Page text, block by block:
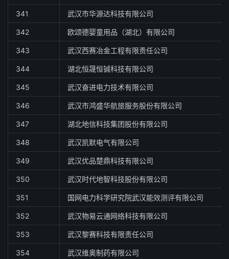
341 武汉市华源达科技有限公司
342 欧颂德婴童用品（湖北）有限公司
343 武汉西赛冶金工程有限责任公司
344 湖北恒晟恒铖科技有限公司
345 武汉奋进电力技术有限公司
346 武汉市鸿盛华航旅服务股份有限公司
347 湖北地信科技集团股份有限公司
348 武汉凯默电气有限公司
349 武汉优品楚鼎科技有限公司
350 武汉时代地智科技股份有限公司
351 国网电力科学研究院武汉能效测评有限公司
352 武汉物易云通网络科技有限公司
353 武汉黎赛科技有限责任公司
354 武汉维奥制药有限公司